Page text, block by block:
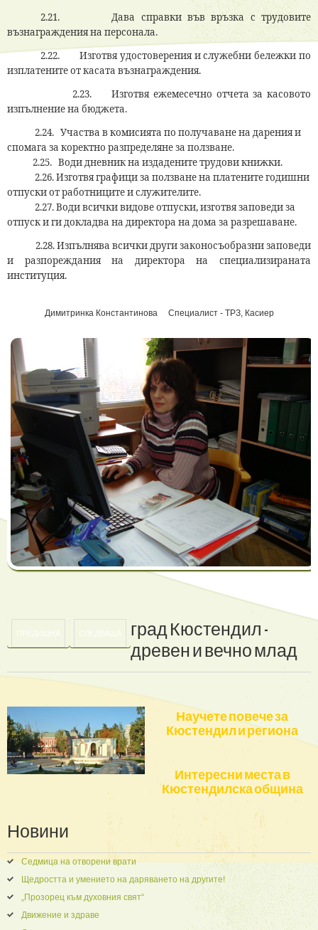
2.21.
Дава справки във връзка с трудовите
възнаграждения на персонала.
2.22.
Изготвя удостоверения и служебни бележки по
изплатените от касата възнаграждения.
2.23. Изготвя ежемесечно отчета за касовото
изпълнение на бюджета.
2.24. Участва в комисията по получаване на дарения и
спомага за коректно разпределяне за ползване.
2.25. Води дневник на издадените трудови книжки.
2.26. Изготвя графици за ползване на платените годишни
отпуски от работниците и служителите.
2.27. Води всички видове отпуски, изготвя заповеди за
отпуск и ги докладва на директора на дома за разрешаване.
2.28. Изпълнява всички други законосъобразни заповеди
и разпореждания на директора на специализираната
институция.
Димитринка Константинова Специалист - ТРЗ, Касиер
ПРЕДИШНА СЛЕДВАЩА градКюстендил-
древенивечномлад
Научете повече за
Кюстендил и региона
Интересни места в
Кюстендилска община
Новини
Седмица на отворени врати
Щедростта и умението на даряването на другите!
„Прозорец към духовния свят“
Движение и здраве